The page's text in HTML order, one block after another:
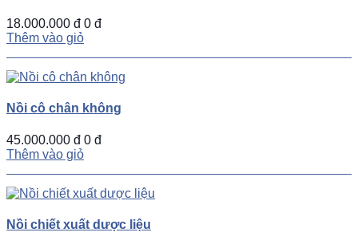
18.000.000 đ 0 đ
Thêm vào giỏ
Nồi cô chân không
45.000.000 đ 0 đ
Thêm vào giỏ
Nồi chiết xuất dược liệu